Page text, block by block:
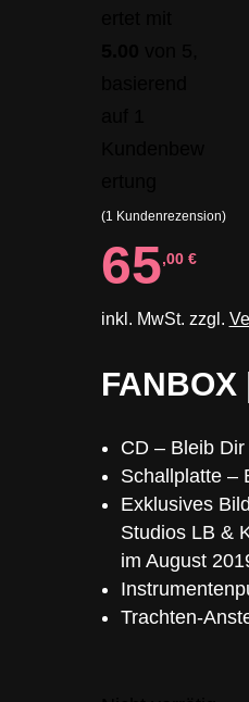
(1 Kundenrezension)
65,00 €
inkl. MwSt. zzgl.
FANBOX
CD – Bleib Dir
Schallplatte –
Exklusives
Studios LB &
im August
Trachten-